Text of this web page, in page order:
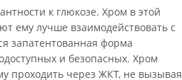
к глюкозе. Хром в этой
ему лучше взаимодействовать с
запатентованная форма
и безопасных. Хром
проходить через ЖКТ, не вызывая